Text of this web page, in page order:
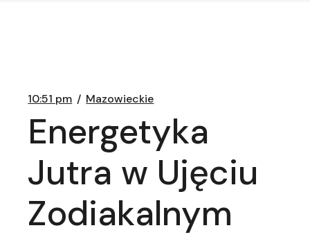
10:51 pm Mazowieckie
Energetyka
Jutra w Ujęciu
Zodiakalnym